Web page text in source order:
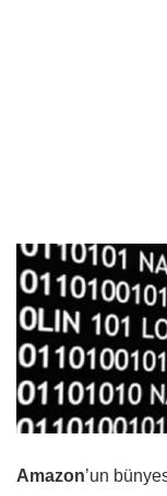
Amazon’un